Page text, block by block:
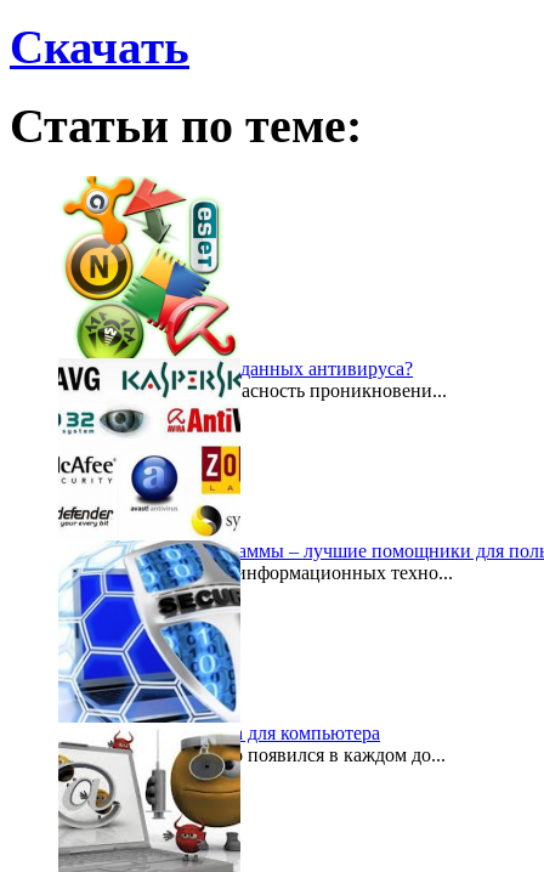
Скачать
Статьи по теме:
Зачем обновлять базу данных антивируса?
В настоящее время опасность проникновени...
2015-05-05
Антивирусные программы – лучшие помощники для
В процессе развития информационных техно...
2014-12-21
Антивирусная защита для компьютера
Компьютер уже давно появился в каждом до...
2014-12-02